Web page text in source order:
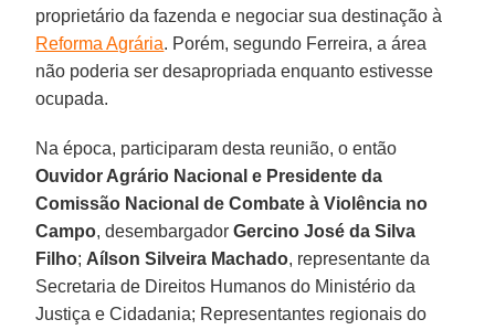
proprietário da fazenda e negociar sua destinação à
Reforma Agrária. Porém, segundo Ferreira, a área
não poderia ser desapropriada enquanto estivesse
ocupada.
Na época, participaram desta reunião, o então
Ouvidor Agrário Nacional e Presidente da
Comissão Nacional de Combate à Violência no
Campo, desembargadorGercino José da Silva
Filho; Aílson Silveira Machado, representante da
Secretaria de Direitos Humanos do Ministério da
Justiça e Cidadania; Representantes regionais do